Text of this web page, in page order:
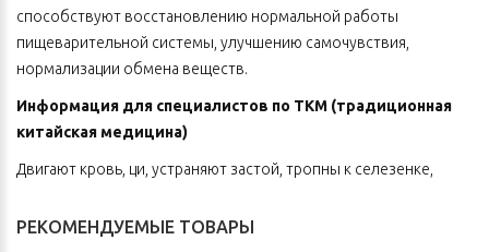
способствуют восстановлению нормальной работы
пищеварительной системы, улучшению самочувствия,
нормализации обмена веществ.
Информация для специалистов по ТКМ (традиционная
китайская медицина)
Двигают кровь, ци, устраняют застой, тропны к селезенке,
Состав
РЕКОМЕНДУЕМЫЕ ТОВАРЫ